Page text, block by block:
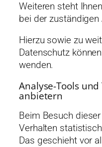
Weiteren steht
bei der
Hierzu sowie zu
Datenschutz
wenden.
Analyse-Tools
anbietern
Beim Besuch
Verhalten
Das geschieht vor